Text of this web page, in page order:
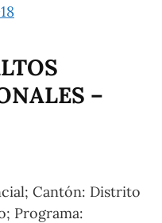
–
Cantón: Distrito
Programa: